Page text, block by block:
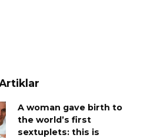
A woman gave birth to
the world’s first
sextuplets: this is